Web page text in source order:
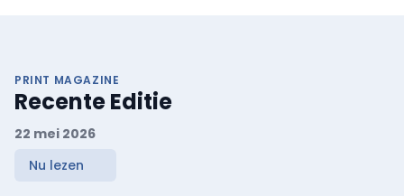
PRINT MAGAZINE
Recente Editie
22 mei 2026
Nu lezen